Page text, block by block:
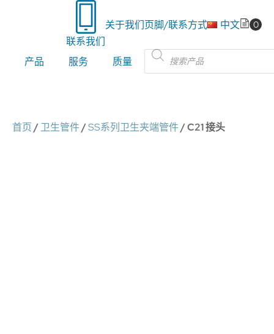
联系我们
关于我们页脚/联系方式 中文
产品 服务 质量
Products
首页/ 卫生管件/SS系列卫生夹端管件/ C21 接头